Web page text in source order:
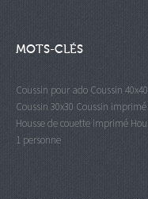
MOTS-CLÉS
Coussin pour ado Coussin 40x40
Coussin 30x30 Coussin imprimé
Housse de couette imprimé
1 personne